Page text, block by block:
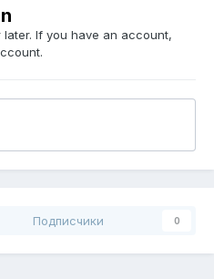
If you have an account,
Подписчики 0